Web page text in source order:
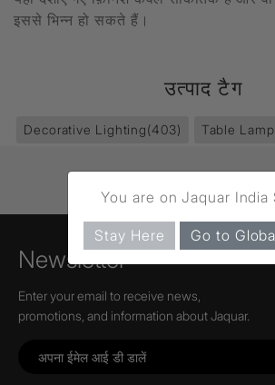
इससे भिन्न हो सकते हैं।
उत्पाद टैग
Decorative Lighting(403) Table
Newsletter
Enter your email to receive news,
promotions, and information about Jaquar.
You are on Jaquar India
Stay Here Go to